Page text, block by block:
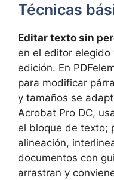
Técnicas
Editar texto sin
en el editor
edición. En
para modificar
y tamaños se
Acrobat Pro DC,
el bloque de texto;
alineación,
documentos con
arrastran y